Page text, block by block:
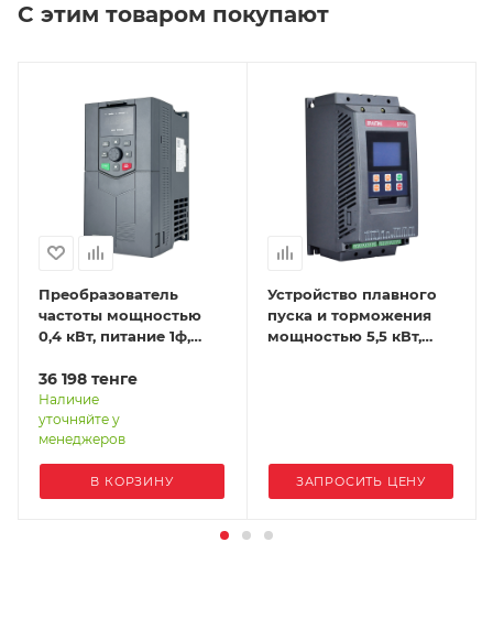
С этим товаром покупают
Преобразователь
частоты мощностью
0,4 кВт, питание 1ф,
EFIP-LA3-0R4G-2S
36 198 тенге
Наличие
уточняйте у
менеджеров
В КОРЗИНУ
Устройство плавного
пуска и торможения
мощностью 5,5 кВт,
ЗАПРОСИТЬ ЦЕНУ